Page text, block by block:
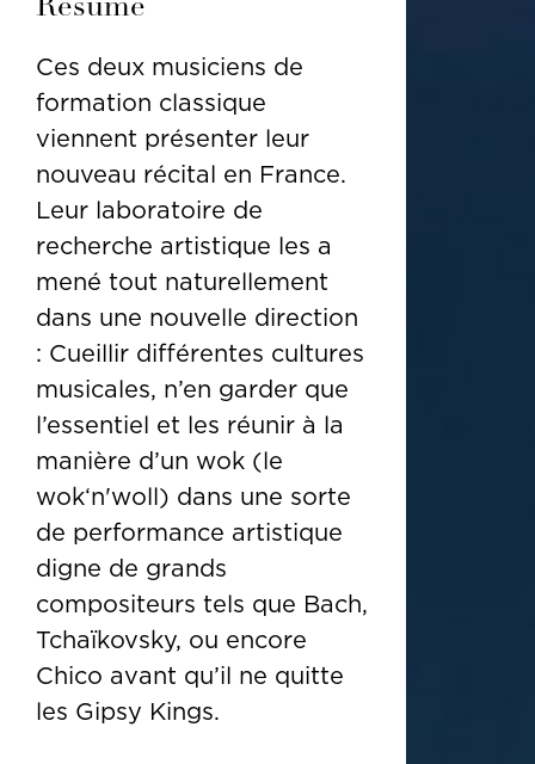
Ces deux musiciens de
formation classique
viennent présenter leur
nouveau récital en France.
Leur laboratoire de
recherche artistique les a
mené tout naturellement
dans une nouvelle direction
: Cueillir différentes cultures
musicales, n’en garder que
l’essentiel et les réunir à la
manière d’un wok (le
wok‘n'woll) dans une sorte
de performance artistique
digne de grands
compositeurs tels que Bach,
Tchaïkovsky, ou encore
Chico avant qu’il ne quitte
les Gipsy Kings.